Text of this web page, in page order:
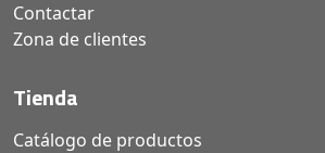
Contactar
Zona de clientes
Tienda
Catálogo de productos